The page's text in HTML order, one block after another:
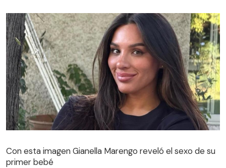
Con esta imagen Gianella Marengo reveló el sexo de su
primer bebé